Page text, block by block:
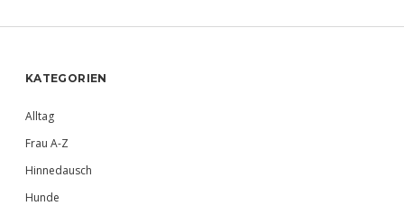
Sidebar
KATEGORIEN
Alltag
Frau A-Z
Hinnedausch
Hunde